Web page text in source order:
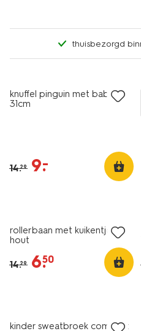
thuisbezorgd
knuffel pinguin met baby
31cm
14.29 9.
–
rollerbaan met kuikentjes
hout
14.29 6.
50
kinder sweatbroek comfy fit